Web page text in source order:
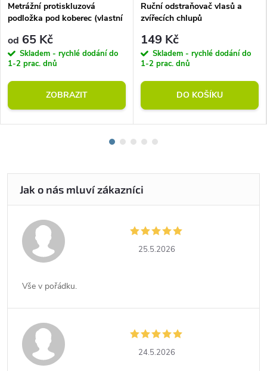
Metrážní protiskluzová
podložka pod koberec (vlastní
od 65 Kč
Skladem - rychlé dodání do
1-2 prac. dnů
ZOBRAZIT
Ruční odstraňovač vlasů a
zvířecích chlupů
149 Kč
Skladem - rychlé dodání do
1-2 prac. dnů
DO KOŠÍKU
25.5.2026
Vše v pořádku.
24.5.2026